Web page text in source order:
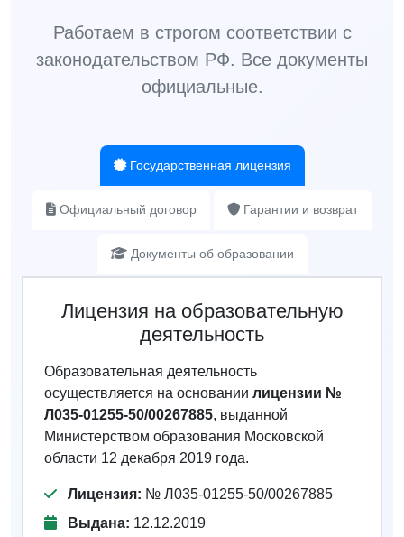
Работаем в строгом соответствии с
законодательством РФ. Все документы
официальные.
Государственная лицензия
Официальный договор Гарантии и возврат
Документы об образовании
Лицензия на образовательную
деятельность
Образовательная деятельность
осуществляется на основании лицензии №
Л035-01255-50/00267885, выданной
Министерством образования Московской
области 12 декабря 2019 года.
Лицензия: № Л035-01255-50/00267885
Выдана: 12.12.2019